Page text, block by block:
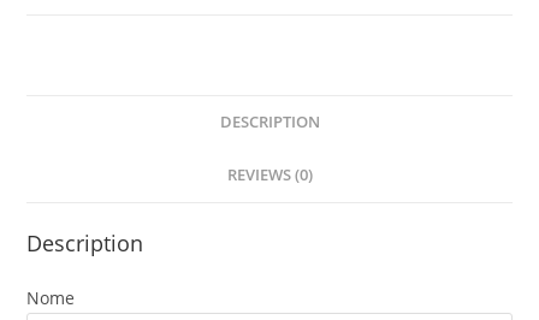
DESCRIPTION
REVIEWS (0)
Description
Nome